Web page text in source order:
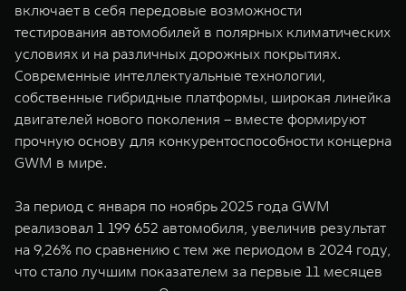
включает в себя передовые возможности
тестирования автомобилей в полярных климатических
условиях и на различных дорожных покрытиях.
Современные интеллектуальные технологии,
собственные гибридные платформы, широкая линейка
двигателей нового поколения – вместе формируют
прочную основу для конкурентоспособности концерна
GWM в мире.
За период с января по ноябрь 2025 года GWM
реализовал 1 199 652 автомобиля, увеличив результат
на 9,26% по сравнению с тем же периодом в 2024 году,
что стало лучшим показателем за первые 11 месяцев